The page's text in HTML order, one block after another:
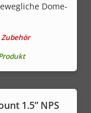
Dome-
1.5” NPS